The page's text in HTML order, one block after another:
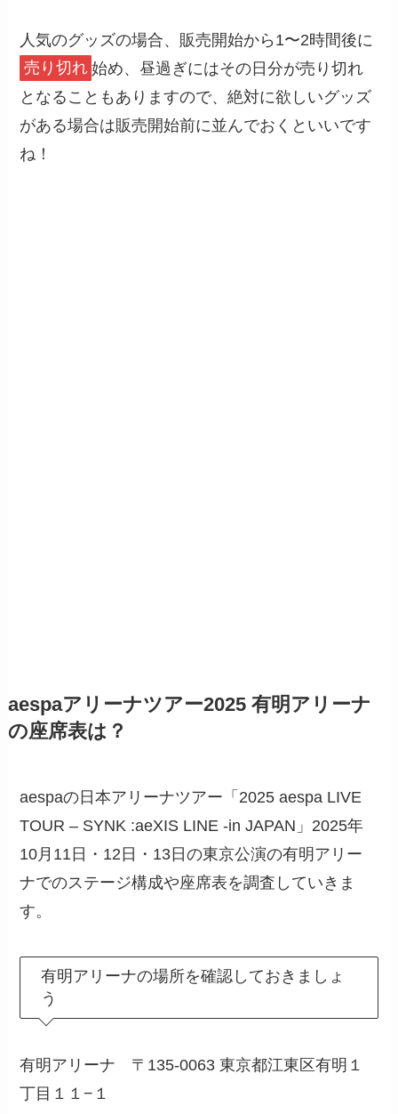
人気のグッズの場合、販売開始から1〜2時間後に
売り切れ 始め、昼過ぎにはその日分が売り切れ
となることもありますので、絶対に欲しいグッズ
がある場合は販売開始前に並んでおくといいです
ね！
aespaアリーナツアー2025 有明アリーナ
の座席表は？
aespaの日本アリーナツアー「2025 aespa LIVE
TOUR – SYNK :aeXIS LINE -in JAPAN」2025年
10月11日・12日・13日の東京公演の有明アリー
ナでのステージ構成や座席表を調査していきま
す。
有明アリーナの場所を確認しておきましょ
う
有明アリーナ 〒135-0063 東京都江東区有明１
丁目１１−１